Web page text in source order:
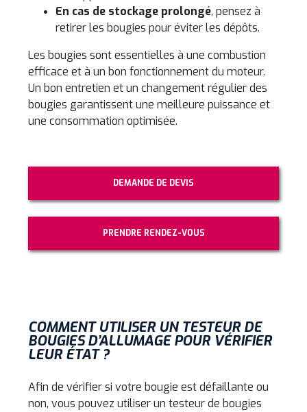
En cas de stockage prolongé, pensez à
retirer les bougies pour éviter les dépôts.
Les bougies sont essentielles à une combustion
efficace et à un bon fonctionnement du moteur.
Un bon entretien et un changement régulier des
bougies garantissent une meilleure puissance et
une consommation optimisée.
DEMANDE DE DEVIS
PRENDRE RENDEZ-VOUS
COMMENT UTILISER UN TESTEUR DE
BOUGIES D’ALLUMAGE POUR VÉRIFIER
LEUR ÉTAT ?
Afin de vérifier si votre bougie est défaillante ou
non, vous pouvez utiliser un testeur de bougies